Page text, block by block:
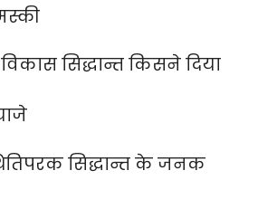
सिद्धान्त किसने दिया
सिद्धान्त के जनक